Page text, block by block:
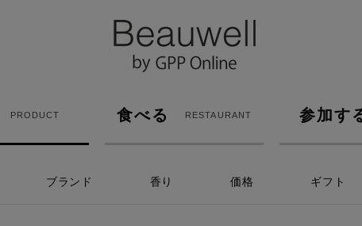
PRODUCT 食べる RESTAURANT 参加す
ブランド 香り 価格 ギフト